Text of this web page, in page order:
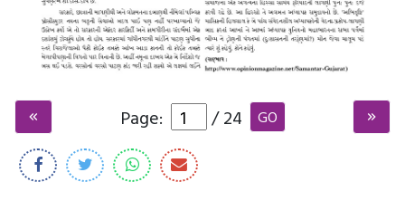
Page: /24 GO